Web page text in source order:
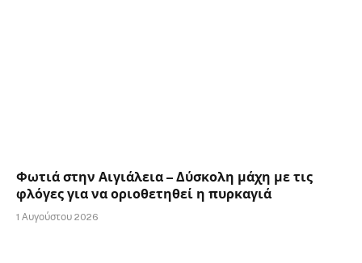
Φωτιά στην Αιγιάλεια – Δύσκολη μάχη με τις
φλόγες για να οριοθετηθεί η πυρκαγιά
1 Αυγούστου 2026